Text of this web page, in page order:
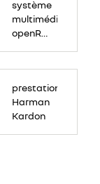
système
multimédia
openR
système
audio
haute-
prestation
Harman
Kardon